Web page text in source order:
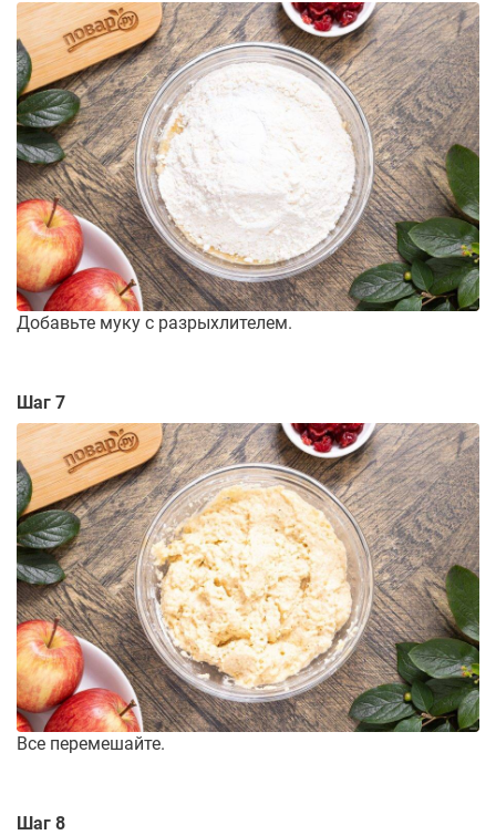
Добавьте муку с разрыхлителем.
Шаг 7
Все перемешайте.
Шаг 8